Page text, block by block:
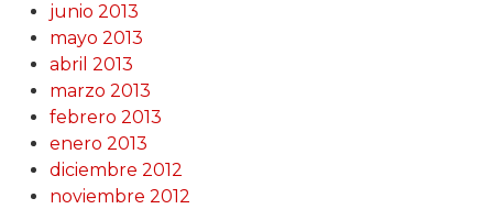
junio 2013
mayo 2013
abril 2013
marzo 2013
febrero 2013
enero 2013
diciembre 2012
noviembre 2012